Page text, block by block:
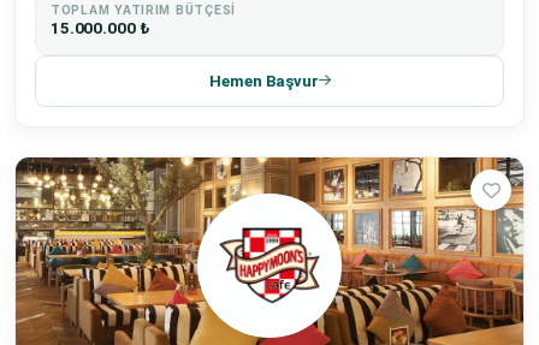
TOPLAM YATIRIM BÜTÇESI
15.000.000 ₺
Hemen Başvur